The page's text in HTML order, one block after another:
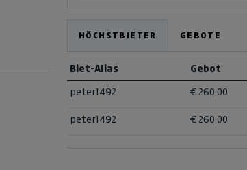
HÖCHSTBIETER GEBOTE
Biet-Alias Gebot
peter1492 € 260,00
peter1492 € 260,00